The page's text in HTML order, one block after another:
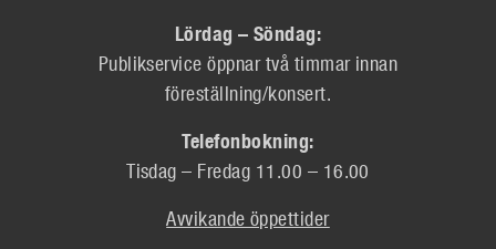
Lördag – Söndag:
Publikservice öppnar två timmar innan
föreställning/konsert.
Telefonbokning:
Tisdag – Fredag 11.00 – 16.00
Avvikande öppettider